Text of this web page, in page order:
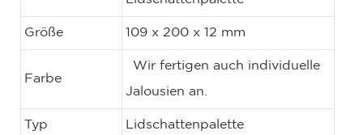
Größe 109 x 200 x 12 mm
Farbe
Wir fertigen auch individuelle
Jalousien an.
Typ Lidschattenpalette